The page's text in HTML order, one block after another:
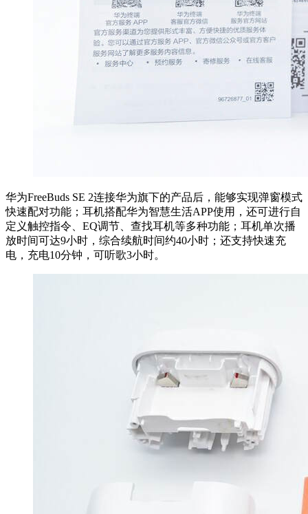
华为FreeBuds SE 2连接华为旗下的产品后，能够实现弹窗模式
快速配对功能；耳机搭配华为智慧生活APP使用，还可进行自
定义触控指令、EQ调节、查找耳机等多种功能；耳机单次播
放时间可达9小时，综合续航时间约40小时；还支持快速充
电，充电10分钟，可听歌3小时。